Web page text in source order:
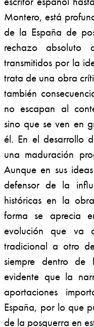
Montero, está
de la España de
rechazo
transmitidos por la
trata de una obra
también
no escapan al
sino que se ven en
él. En el desarrollo
una maduración
Aunque en sus
defensor de la
históricas en la
forma se aprecia
evolución que va
tradicional a otro
siempre dentro de
evidente que la
aportaciones
España, por lo que
de la posguerra en